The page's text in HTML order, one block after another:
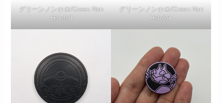
グリーンノンホロ/Green Non
Holofoil
グリーンノンホロ/Green Non
Holofoil